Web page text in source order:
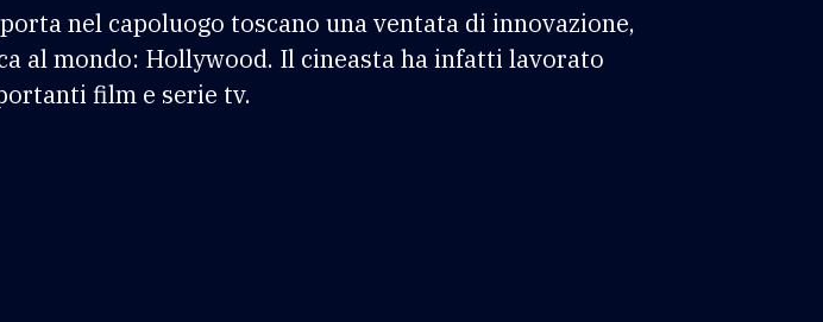
nel capoluogo toscano una ventata di innovazione,
al mondo: Hollywood. Il cineasta ha infatti lavorato
film e serie tv.